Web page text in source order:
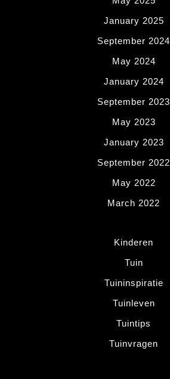
January 2025
September 2024
May 2024
January 2024
September 2023
May 2023
January 2023
September 2022
May 2022
March 2022
Kinderen
Tuin
Tuininspiratie
Tuinleven
Tuintips
Tuinvragen